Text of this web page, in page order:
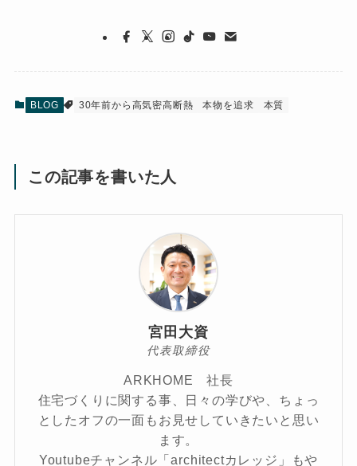
BLOG 30年前から高気密高断熱 本物を追求 本質
この記事を書いた人
宮田大資
代表取締役
ARKHOME 社長
住宅づくりに関する事、日々の学びや、ちょっ
としたオフの一面もお見せしていきたいと思い
ます。
Youtubeチャンネル「architectカレッジ」もや